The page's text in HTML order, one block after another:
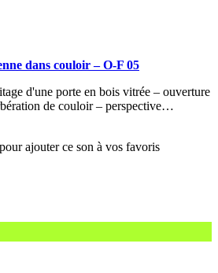
dans couloir – O-F 05
d'une porte en bois vitrée – ouverture
de couloir – perspective…